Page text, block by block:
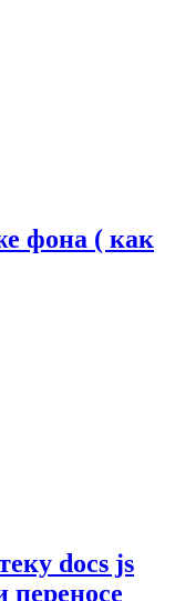
фона ( как
docs js
переносе